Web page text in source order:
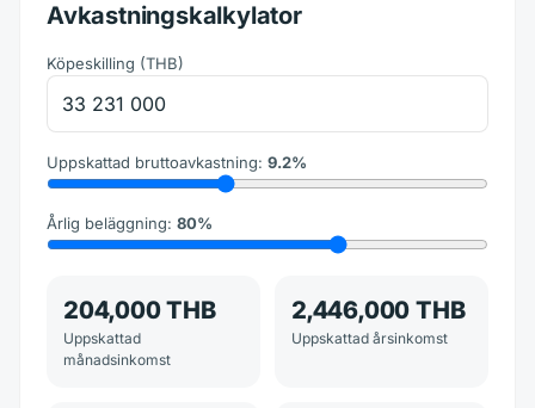
Avkastningskalkylator
Köpeskilling (THB)
Uppskattad bruttoavkastning: 9.2%
Årlig beläggning: 80%
204,000 THB
Uppskattad
månadsinkomst
2,446,000 THB
Uppskattad årsinkomst